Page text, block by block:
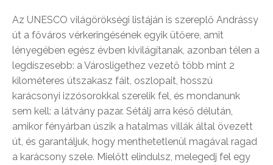
Az UNESCO világörökségi listáján is szereplő Andrássy
út a főváros vérkeringésének egyik ütőere, amit
lényegében egész évben kivilágítanak, azonban télen a
legdíszesebb: a Városligethez vezető több mint 2
kilométeres útszakasz fáit, oszlopait, hosszú
karácsonyi izzósorokkal szerelik fel, és mondanunk
sem kell: a látvány pazar. Sétálj arra késő délután,
amikor fényárban úszik a hatalmas villák által övezett
út, és garantáljuk, hogy menthetetlenül magával ragad
a karácsony szele. Mielőtt elindulsz, melegedj fel egy